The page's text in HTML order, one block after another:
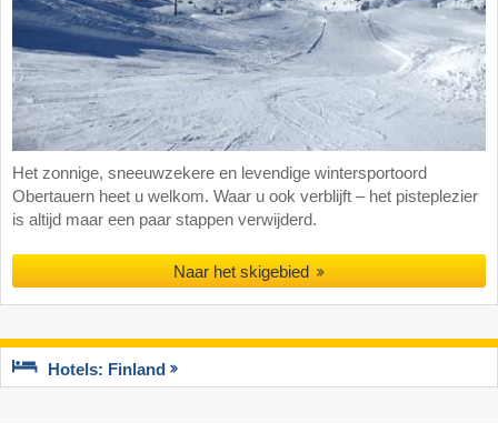
Het zonnige, sneeuwzekere en levendige wintersportoord
Obertauern heet u welkom. Waar u ook verblijft – het pisteplezier
is altijd maar een paar stappen verwijderd.
Naar het skigebied
Hotels: Finland